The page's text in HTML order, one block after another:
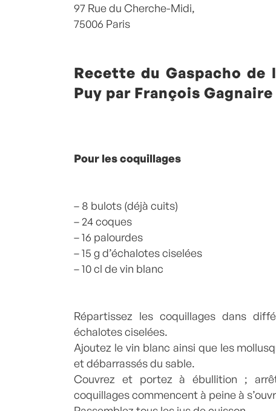
97 Rue du Cherche-Midi,
75006 Paris
Recette du Gaspacho
Puy par François Gagnaire
Pour les coquillages
– 8 bulots (déjà cuits)
– 24 coques
– 16 palourdes
– 15 g d’échalotes ciselées
– 10 cl de vin blanc
Répartissez les coquillages dans
échalotes ciselées.
Ajoutez le vin blanc ainsi que les
et débarrassés du sable.
Couvrez et portez à ébullition ;
coquillages commencent à peine à